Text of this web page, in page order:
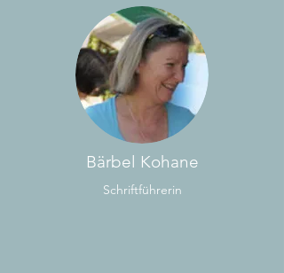
Bärbel Kohane
Schriftführerin